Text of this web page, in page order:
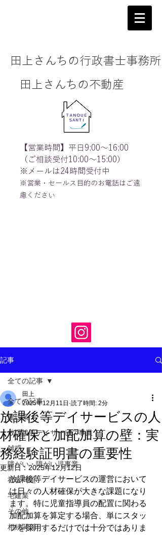
田上さんちの行政書士事務所
田上さんちの不動産
【営業時間】平日9:00～16:00
（ご相談受付10:00～15:00）
※メールは24時間受付中
※営業・セールス目的のお電話はご遠
慮ください
記事
全ての記事
建設業
放課後等デイサービス事業
雑惑
障がい・障がい児事業
社会問題
宅建業
その他
相続関係
全ての記事
放課後等デイサービスの人
材確保と加配加算の壁：実
務経験証明書の重要性
田上
2025年12月11日 読了時間: 2分
更新日：2025年12月12日
放課後等デイサービスの運営において
は日々の人材確保が大きな課題になり
ます。特に児童指導員の配置に関わる
加配加算を算定する場合、単にスタッ
フを採用するだけでは十分ではありま